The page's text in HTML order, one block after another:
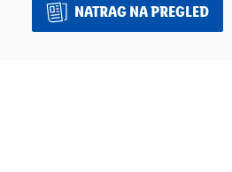
NATRAG NA PREGLED